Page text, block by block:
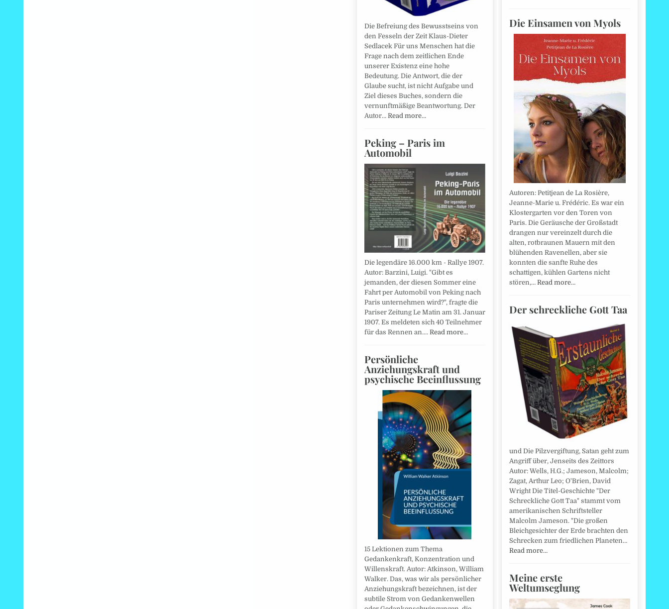
Die Befreiung des Bewusstseins von
den Fesseln der Zeit Klaus-Dieter
Sedlacek Für uns Menschen hat die
Frage nach dem zeitlichen Ende
unserer Existenz eine hohe
Bedeutung. Die Antwort, die der
Glaube sucht, ist nicht Aufgabe und
Ziel dieses Buches, sondern die
vernunftmäßige Beantwortung. Der
Autor… Read more…
Peking – Paris im
Automobil
Die legendäre 16.000 km - Rallye 1907.
Autor: Barzini, Luigi. "Gibt es
jemanden, der diesen Sommer eine
Fahrt per Automobil von Peking nach
Paris unternehmen wird?", fragte die
Pariser Zeitung Le Matin am 31. Januar
1907. Es meldeten sich 40 Teilnehmer
für das Rennen an.… Read more…
Persönliche
Anziehungskraft und
psychische Beeinflussung
15 Lektionen zum Thema
Gedankenkraft, Konzentration und
Willenskraft. Autor: Atkinson, William
Walker. Das, was wir als persönlicher
Anziehungskraft bezeichnen, ist der
subtile Strom von Gedankenwellen
Die Einsamen von Myols
Autoren: Petitjean de La Rosière,
Jeanne-Marie u. Frédéric. Es war ein
Klostergarten vor den Toren von
Paris. Die Geräusche der Großstadt
drangen nur vereinzelt durch die
alten, rotbraunen Mauern mit den
blühenden Ravenellen, aber sie
konnten die sanfte Ruhe des
schattigen, kühlen Gartens nicht
stören,… Read more…
Der schreckliche Gott Taa
und Die Pilzvergiftung, Satan geht zum
Angriff über, Jenseits des Zeittors
Autor: Wells, H.G.; Jameson, Malcolm;
Zagat, Arthur Leo; O'Brien, David
Wright Die Titel-Geschichte "Der
Schreckliche Gott Taa" stammt vom
amerikanischen Schriftsteller
Malcolm Jameson. "Die großen
Bleichgesichter der Erde brachten den
Schrecken zum friedlichen Planeten…
Read more…
Meine erste
Weltumseglung